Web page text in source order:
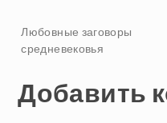
Навигация
по
Любовные заговоры
средневековья
Добавить